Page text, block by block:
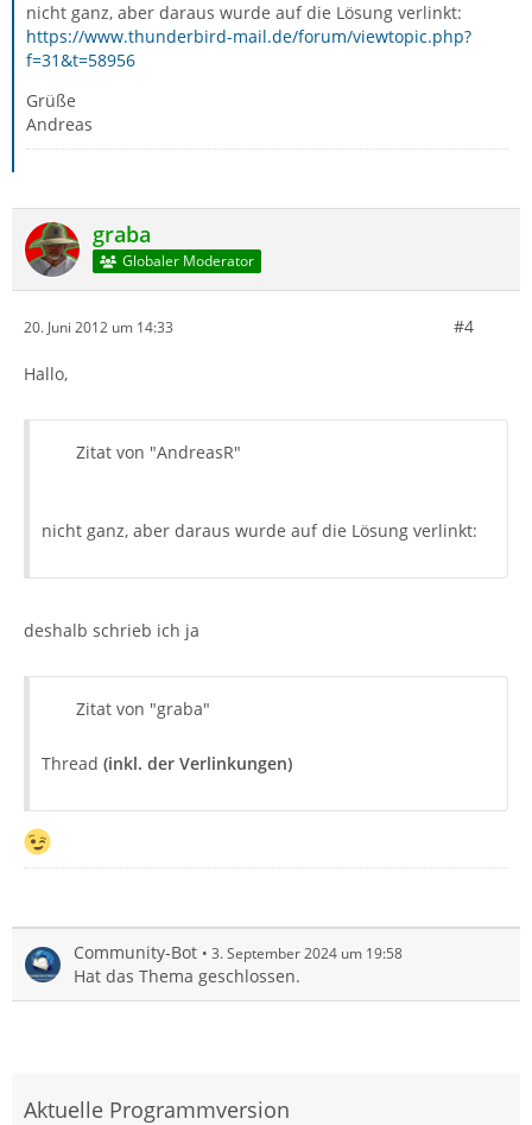
nicht ganz, aber daraus wurde auf die Lösung verlinkt:
https://www.thunderbird-mail.de/forum/viewtopic.php?
f=31&t=58956
Grüße
Andreas
graba
Globaler Moderator
20. Juni 2012 um 14:33 #4
Hallo,
Zitat von "AndreasR"
nicht ganz, aber daraus wurde auf die Lösung verlinkt:
deshalb schrieb ich ja
Zitat von "graba"
Thread (inkl. der Verlinkungen)
Community-Bot 3. September 2024 um 19:58
Hat das Thema geschlossen.
Aktuelle Programmversion